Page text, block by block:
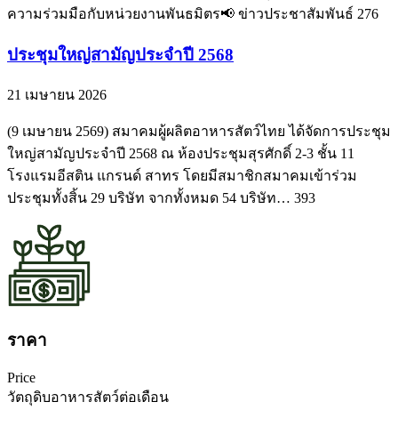
ความร่วมมือกับหน่วยงานพันธมิตร📢 ข่าวประชาสัมพันธ์ 276
ประชุมใหญ่สามัญประจำปี 2568
21 เมษายน 2026
(9 เมษายน 2569) สมาคมผู้ผลิตอาหารสัตว์ไทย ได้จัดการประชุม
ใหญ่สามัญประจำปี 2568 ณ ห้องประชุมสุรศักดิ์ 2-3 ชั้น 11
โรงแรมอีสติน แกรนด์ สาทร โดยมีสมาชิกสมาคมเข้าร่วม
ประชุมทั้งสิ้น 29 บริษัท จากทั้งหมด 54 บริษัท… 393
ราคา
Price
วัตถุดิบอาหารสัตว์ต่อเดือน